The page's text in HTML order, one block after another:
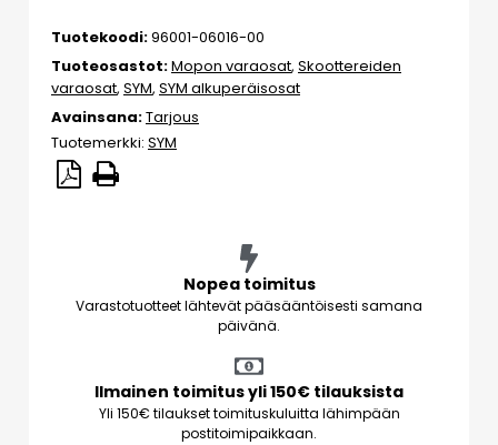
Tuotekoodi:96001-06016-00
Tuoteosastot:Mopon varaosat, Skoottereiden
varaosat, SYM, SYM alkuperäisosat
Avainsana:Tarjous
Tuotemerkki: SYM
Nopea toimitus
Varastotuotteet lähtevät pääsääntöisesti samana
päivänä.
Ilmainen toimitus yli 150€ tilauksista
Yli 150€ tilaukset toimituskuluitta lähimpään
postitoimipaikkaan.